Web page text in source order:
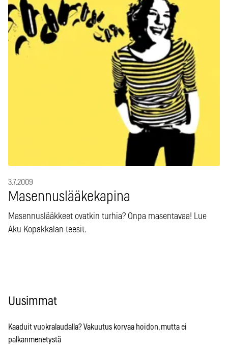
3.7.2009
Masennuslääkekapina
Masennuslääkkeet ovatkin turhia? Onpa masentavaa! Lue
Aku Kopakkalan teesit.
Uusimmat
Kaaduit vuokralaudalla? Vakuutus korvaa hoidon, mutta ei
palkanmenetystä